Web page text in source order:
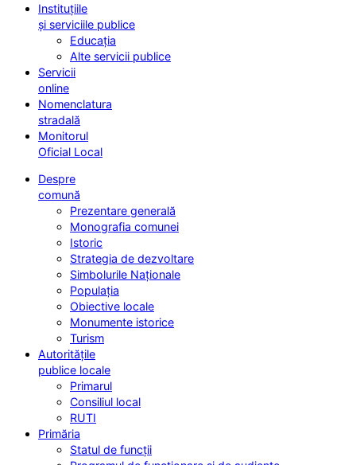
Instituțiile
și serviciile publice
Educația
Alte servicii publice
Servicii
online
Nomenclatura
stradală
Monitorul
Oficial Local
Despre
comună
Prezentare generală
Monografia comunei
Istoric
Strategia de dezvoltare
Simbolurile Naționale
Populația
Obiective locale
Monumente istorice
Turism
Autoritățile
publice locale
Primarul
Consiliul local
RUTI
Primăria
Statul de funcții